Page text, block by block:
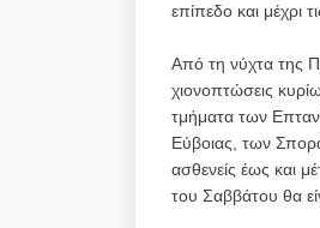
επίπεδο και μέχρι
Από τη νύχτα της
χιονοπτώσεις
τμήματα των
Εύβοιας, των
ασθενείς έως και
του Σαββάτου θα